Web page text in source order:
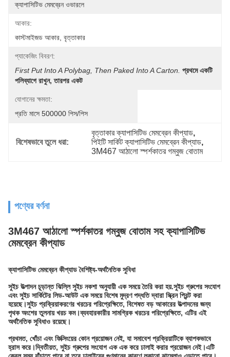
ক্যাপাসিটিভ মেমব্রেন ওভারলে
আকার:
কাস্টমাইজড আকার, বৃত্তাকার
প্যাকেজিং বিবরণ:
First Put Into A Polybag, Then Paked Into A Carton. প্রথমে একটি
পলিব্যাগে রাখুন, তারপর একট
যোগানের ক্ষমতা:
প্রতি মাসে 500000 পিস/পিস
বিশেষভাবে তুলে ধরা:
বৃত্তাকার ক্যাপাসিটিভ মেমব্রেন কীপ্যাড,
পিইটি সার্কিট ক্যাপাসিটিভ মেমব্রেন কীপ্যাড,
3M467 আঠালো স্পর্শকাতর গম্বুজ বোতাম
পণ্যের বর্ণনা
3M467 আঠালো স্পর্শকাতর গম্বুজ বোতাম সহ ক্যাপাসিটিভ
মেমব্রেন কীপ্যাড
ক্যাপাসিটিভ মেমব্রেন কীপ্যাড বৈশিষ্ট্য-অর্থনৈতিক সুবিধা
সুইচ উত্পাদন চূড়ান্ত ঝিল্লি সুইচ নকশা অনুযায়ী এক সময়ে তৈরি করা হয়.সুইচ গ্রুপের সংযোগ
এবং সুইচ সার্কিটের লিড-আউট এক সময়ে বিশেষ মুদ্রণ পদ্ধতি দ্বারা স্ক্রিন প্রিন্ট করা
হয়েছে।সুইচ প্রক্রিয়াকরণের খরচের পরিপ্রেক্ষিতে, বিশেষত বড় আকারের উত্পাদনের জন্য
পৃথক অংশের তুলনায় খরচ কম।ব্যবহারকারীর সামগ্রিক খরচের পরিপ্রেক্ষিতে, এটির এই
অর্থনৈতিক সুবিধাও রয়েছে।
প্রথমত, খোঁচা এবং ফিক্সিংয়ের কোন প্রয়োজন নেই, যা সমাবেশ প্রক্রিয়াটিকে ব্যাপকভাবে
হ্রাস করে।দ্বিতীয়ত, সুইচ গ্রুপের সংযোগ এক এক করে ঢালাই করার প্রয়োজন নেই।এটি